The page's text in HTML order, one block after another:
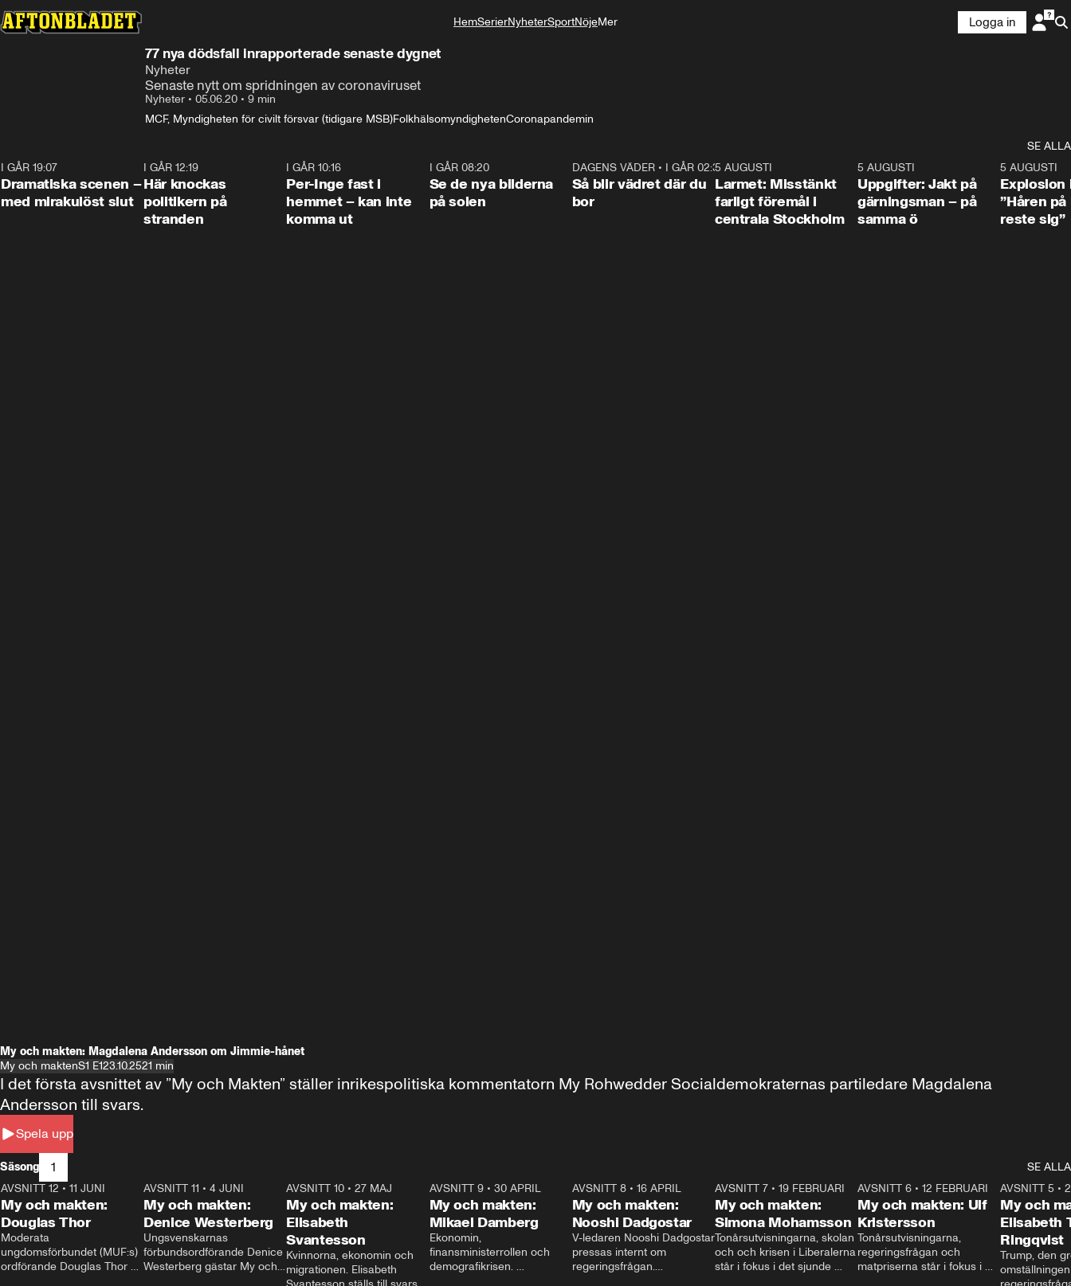
HemSerierNyheterSportNöjeMer
Logga in
77 nya dödsfall inrapporterade senaste dygnet
Nyheter
Senaste nytt om spridningen av coronaviruset
Nyheter • 05.06.20 • 9 min
MCF, Myndigheten för civilt försvar (tidigare MSB)FolkhälsomyndighetenCoronapandemin
SE ALLA
I GÅR 19:07
Dramatiska scenen –
med mirakulöst slut
I GÅR 12:19
Här knockas
politikern på
stranden
I GÅR 10:16
Per-Inge fast i
hemmet – kan inte
komma ut
I GÅR 08:20
Se de nya bilderna
på solen
1:06
DAGENS VÄDER• I GÅR 02:30
Så blir vädret där du
bor
0:35
5 AUGUSTI
Larmet: Misstänkt
farligt föremål i
centrala Stockholm
0:33
5 AUGUSTI
Uppgifter: Jakt på
gärningsman – på
samma ö
5 AUGUSTI
Explosion
”Håren
reste sig”
My och makten: Magdalena Andersson om Jimmie-hånet
My och maktenS1 E123.10.2521 min
Spela upp
I det första avsnittet av ”My och Makten” ställer inrikespolitiska kommentatorn My Rohwedder Socialdemokraternas partiledare Magdalena
Andersson till svars.
Säsong 1
SE ALLA
26:27
AVSNITT 12 • 11 JUNI
My och makten:
Douglas Thor
Moderata
ungdomsförbundet (MUF:s)
ordförande Douglas Thor
23:40
AVSNITT 11 •4 JUNI
My och makten:
Denice Westerberg
Ungsvenskarnas
förbundsordförande Denice
Westerberg gästar My och
AVSNITT 10 •27 MAJ
My och makten:
Elisabeth
Svantesson
Kvinnorna, ekonomin och
migrationen. Elisabeth
AVSNITT 9• 30 APRIL
My och makten:
Mikael Damberg
Ekonomin,
finansministerrollen och
demografikrisen.
AVSNITT 8• 16 APRIL
My och makten:
Nooshi Dadgostar
V-ledaren Nooshi Dadgostar
pressas internt om
regeringsfrågan.
24:30
AVSNITT 7• 19 FEBRUARI
My och makten:
Simona Mohamsson
Tonårsutvisningarna, skolan
och och krisen i Liberalerna
står i fokus i det sjunde
27:30
AVSNITT 6 •12 FEBRUARI
My och makten: Ulf
Kristersson
Tonårsutvisningarna,
regeringsfrågan och
matpriserna står i fokus i
AVSNITT 5 •
My och
Elisabeth
Ringqvist
Trump, den